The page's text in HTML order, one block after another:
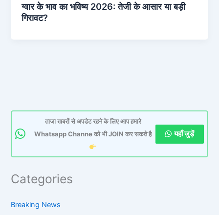
ग्वार के भाव का भविष्य 2026: तेजी के आसार या बड़ी
गिरावट?
ताजा खबरों से अपडेट रहने के लिए आप हमारे
Whatsapp Channe को भी JOIN कर सकते है
यहाँ जुड़ें
Categories
Breaking News